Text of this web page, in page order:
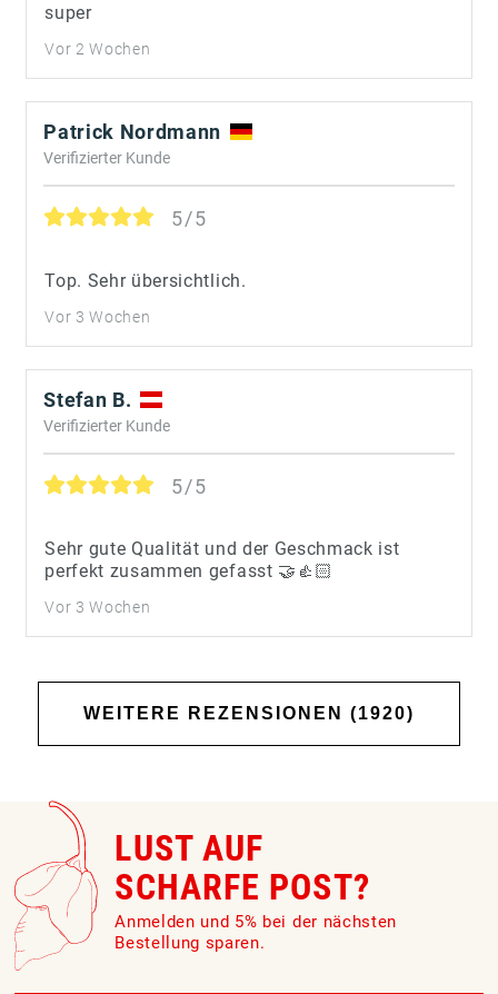
super
Vor 2 Wochen
Patrick Nordmann
Verifizierter Kunde
5/5
Top. Sehr übersichtlich.
Vor 3 Wochen
Stefan B.
Verifizierter Kunde
5/5
Sehr gute Qualität und der Geschmack ist
perfekt zusammen gefasst 🤝👍🏻
Vor 3 Wochen
WEITERE REZENSIONEN (1920)
LUST AUF
SCHARFE POST?
Anmelden und 5% bei der nächsten
Bestellung sparen.